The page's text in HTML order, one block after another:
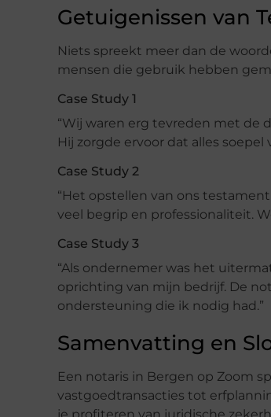
Getuigenissen van
Niets spreekt meer dan de
mensen die gebruik hebben
Case Study 1
“Wij waren erg tevreden met de
Hij zorgde ervoor dat alles
Case Study 2
“Het opstellen van ons
veel begrip en professionaliteit.
Case Study 3
“Als ondernemer was het
oprichting van mijn bedrijf. De
ondersteuning die ik nodig had.”
Samenvatting en
Een notaris in Bergen op Zoom
vastgoedtransacties tot